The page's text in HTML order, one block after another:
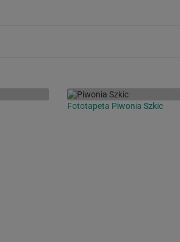
Fototapeta Piwonia Szkic